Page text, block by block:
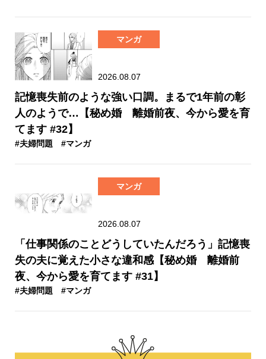
マンガ
2026.08.07
記憶喪失前のような強い口調。まるで1年前の彰
人のようで…【秘め婚 離婚前夜、今から愛を育
てます #32】
#夫婦問題 #マンガ
マンガ
2026.08.07
「仕事関係のことどうしていたんだろう」記憶喪
失の夫に覚えた小さな違和感【秘め婚 離婚前
夜、今から愛を育てます #31】
#夫婦問題 #マンガ